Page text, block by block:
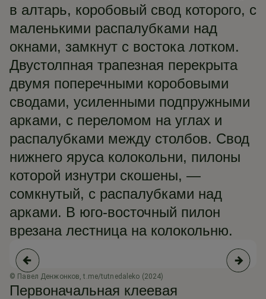
в алтарь, коробовый свод которого, с
маленькими распалубками над
окнами, замкнут с востока лотком.
Двустолпная трапезная перекрыта
двумя поперечными коробовыми
сводами, усиленными подпружными
арками, с переломом на углах и
распалубками между столбов. Свод
нижнего яруса колокольни, пилоны
которой изнутри скошены, —
сомкнутый, с распалубками над
арками. В юго-восточный пилон
врезана лестница на колокольню.
© Павел Денжонков, t.me/tutnedaleko (2024)
Первоначальная клеевая